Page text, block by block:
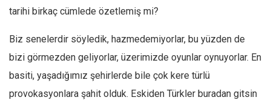
tarihi birkaç cümlede özetlemiş mi?
Biz senelerdir söyledik, hazmedemiyorlar, bu yüzden de
bizi görmezden geliyorlar, üzerimizde oyunlar oynuyorlar. En
basiti, yaşadığımız şehirlerde bile çok kere türlü
provokasyonlara şahit olduk. Eskiden Türkler buradan gitsin